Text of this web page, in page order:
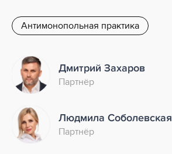
Антимонопольная практика
Дмитрий Захаров
Партнёр
Людмила Соболевская
Партнёр